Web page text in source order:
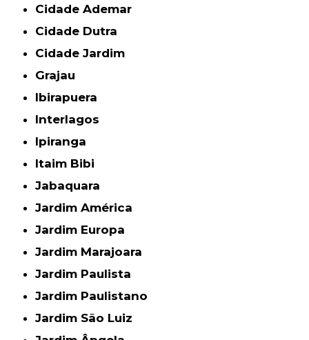
Cidade Ademar
Cidade Dutra
Cidade Jardim
Grajau
Ibirapuera
Interlagos
Ipiranga
Itaim Bibi
Jabaquara
Jardim América
Jardim Europa
Jardim Marajoara
Jardim Paulista
Jardim Paulistano
Jardim São Luiz